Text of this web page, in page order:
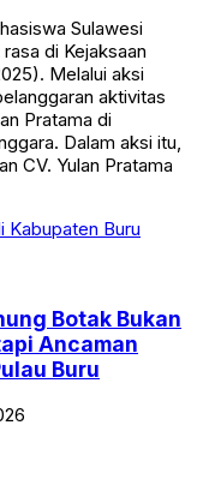
Sulawesi
di Kejaksaan
Melalui aksi
aktivitas
Pratama di
Dalam aksi itu,
CV. Yulan Pratama
Botak Bukan
Ancaman
Buru